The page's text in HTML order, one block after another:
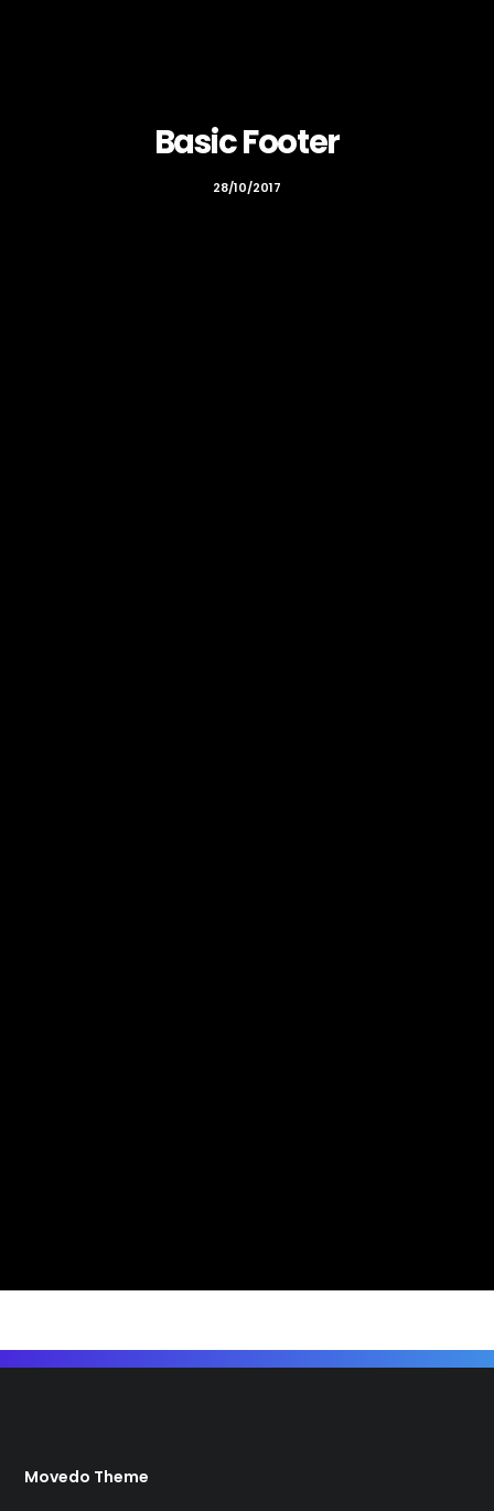
Basic Footer
28/10/2017
Movedo Theme